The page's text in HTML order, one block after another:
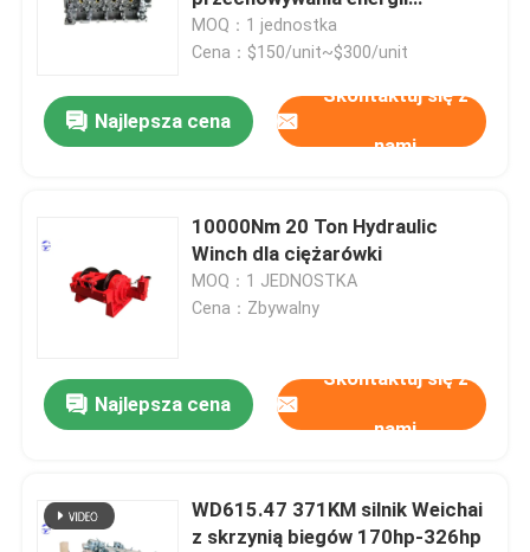
elektrycznej.
MOQ：1 jednostka
Cena：$150/unit~$300/unit
Najlepsza cena
Skontaktuj się z
nami
10000Nm 20 Ton Hydraulic
Winch dla ciężarówki
MOQ：1 JEDNOSTKA
Cena：Zbywalny
Najlepsza cena
Skontaktuj się z
nami
WD615.47 371KM silnik Weichai
z skrzynią biegów 170hp-326hp